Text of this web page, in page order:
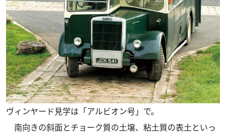
ヴィンヤード見学は「アルビオン号」で。
南向きの斜面とチョーク質の土壌、粘土質の表土といっ